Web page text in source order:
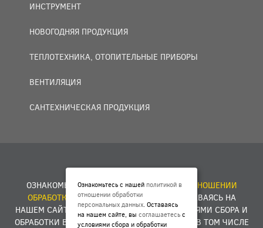
ИНСТРУМЕНТ
НОВОГОДНЯЯ ПРОДУКЦИЯ
ТЕПЛОТЕХНИКА, ОТОПИТЕЛЬНЫЕ ПРИБОРЫ
ВЕНТИЛЯЦИЯ
САНТЕХНИЧЕСКАЯ ПРОДУКЦИЯ
ОЗНАКОМЬТЕСЬ С НАШЕЙПОЛИТИКОЙ В ОТНОШЕНИИ
ОБРАБОТКИ ПЕРСОНАЛЬНЫХ ДАННЫХ
. ОСТАВАЯСЬ НА
НАШЕМ САЙТЕ, ВЫСОГЛАШАЕТЕСЬС УСЛОВИЯМИ СБОРА И
ОБРАБОТКИ ВАШИХ ПЕРСОНАЛЬНЫХ ДАННЫХ, В ТОМ ЧИСЛЕ
Ознакомьтесь с нашей политикой в
отношении обработки
персональных данных. Оставаясь
на нашем сайте, вы соглашаетесь с
условиями сбора и обработки